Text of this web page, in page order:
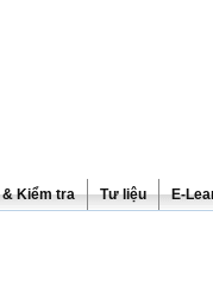
Kiểm tra Tư liệu E-